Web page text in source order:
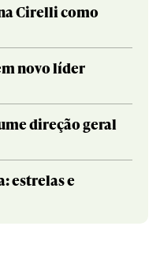
Cirelli como
novo líder
direção geral
estrelas e